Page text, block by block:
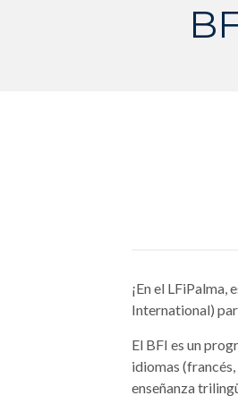
¡En el
International)
El BFI es un
idiomas
enseñanza